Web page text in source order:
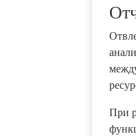
При